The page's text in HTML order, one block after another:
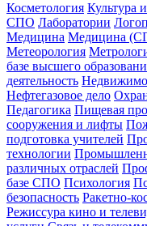
Косметология Культура
СПО Лаборатории
Медицина Медицина
Метеорология
базе высшего
деятельность
Нефтегазовое дело
Педагогика Пищевая
сооружения и лифты
подготовка учителей
технологии
различных отраслей
базе СПО Психология
безопасность Ракетно-
Режиссура кино и